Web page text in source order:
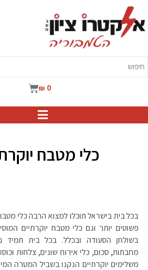
₪ 0
עגלת
כלי מטבח
בכל בית בישראל תוכלו למצוא הרבה כלי
פשוטים יותר וגם כלי מטבח יוקרתיים
בשולחן הסעודה ובכלל. בכל בית תמיד
מחבתות, סכום, כלי אירוח שונים, צלחות
משלימים יוקרתיים הנקנו בשביל המטרה